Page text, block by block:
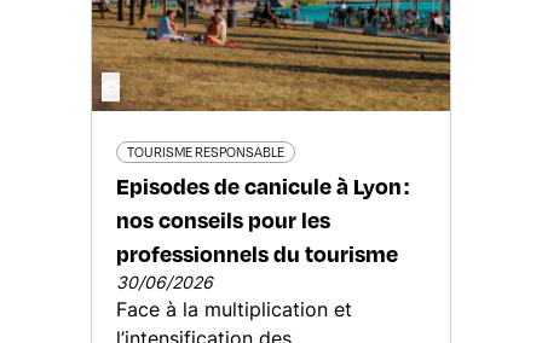
TOURISME RESPONSABLE
Episodes de canicule à Lyon :
nos conseils pour les
professionnels du tourisme
30/06/2026
Face à la multiplication et
l’intensification des